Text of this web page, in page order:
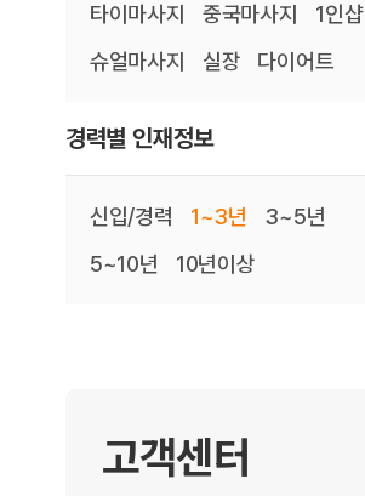
타이마사지
중국마사지
1인샵
슈얼마사지
실장 다이어트
경력별 인재정보
신입/경력 1~3년
3~5년
5~10년
10년이상
고객센터